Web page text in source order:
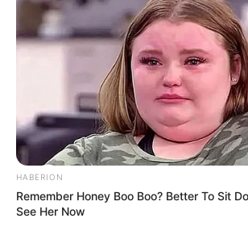
Shenina Cinnamon Megan
HABERION
Remember Honey Boo Boo? Better To Sit
See Her Now